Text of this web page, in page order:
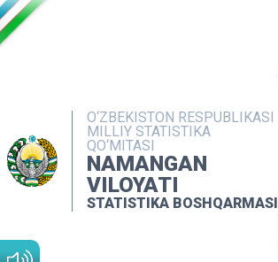
O‘ZBEKISTON RESPUBLIKASI
MILLIY STATISTIKA
QO‘MITASI
NAMANGAN
VILOYATI
STATISTIKA BOSHQARMASI
NASHRLAR
INTERAKTIV XIZMATLAR
MATBUOT XIZMATI
MUROJAATLAR